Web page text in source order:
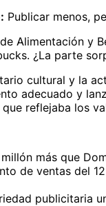
Publicar menos,
Alimentación
¿La parte
cultural y la
adecuado y
reflejaba los
más que
de ventas del
publicitaria